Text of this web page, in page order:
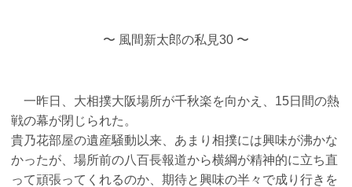
〜 風間新太郎の私見30 〜
一昨日、大相撲大阪場所が千秋楽を向かえ、15日間の熱
戦の幕が閉じられた。
貴乃花部屋の遺産騒動以来、あまり相撲には興味が沸かな
かったが、場所前の八百長報道から横綱が精神的に立ち直
って頑張ってくれるのか、期待と興味の半々で成り行きを